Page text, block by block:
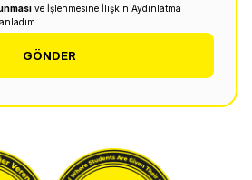
ve İşlenmesine İlişkin Aydınlatma
GÖNDER